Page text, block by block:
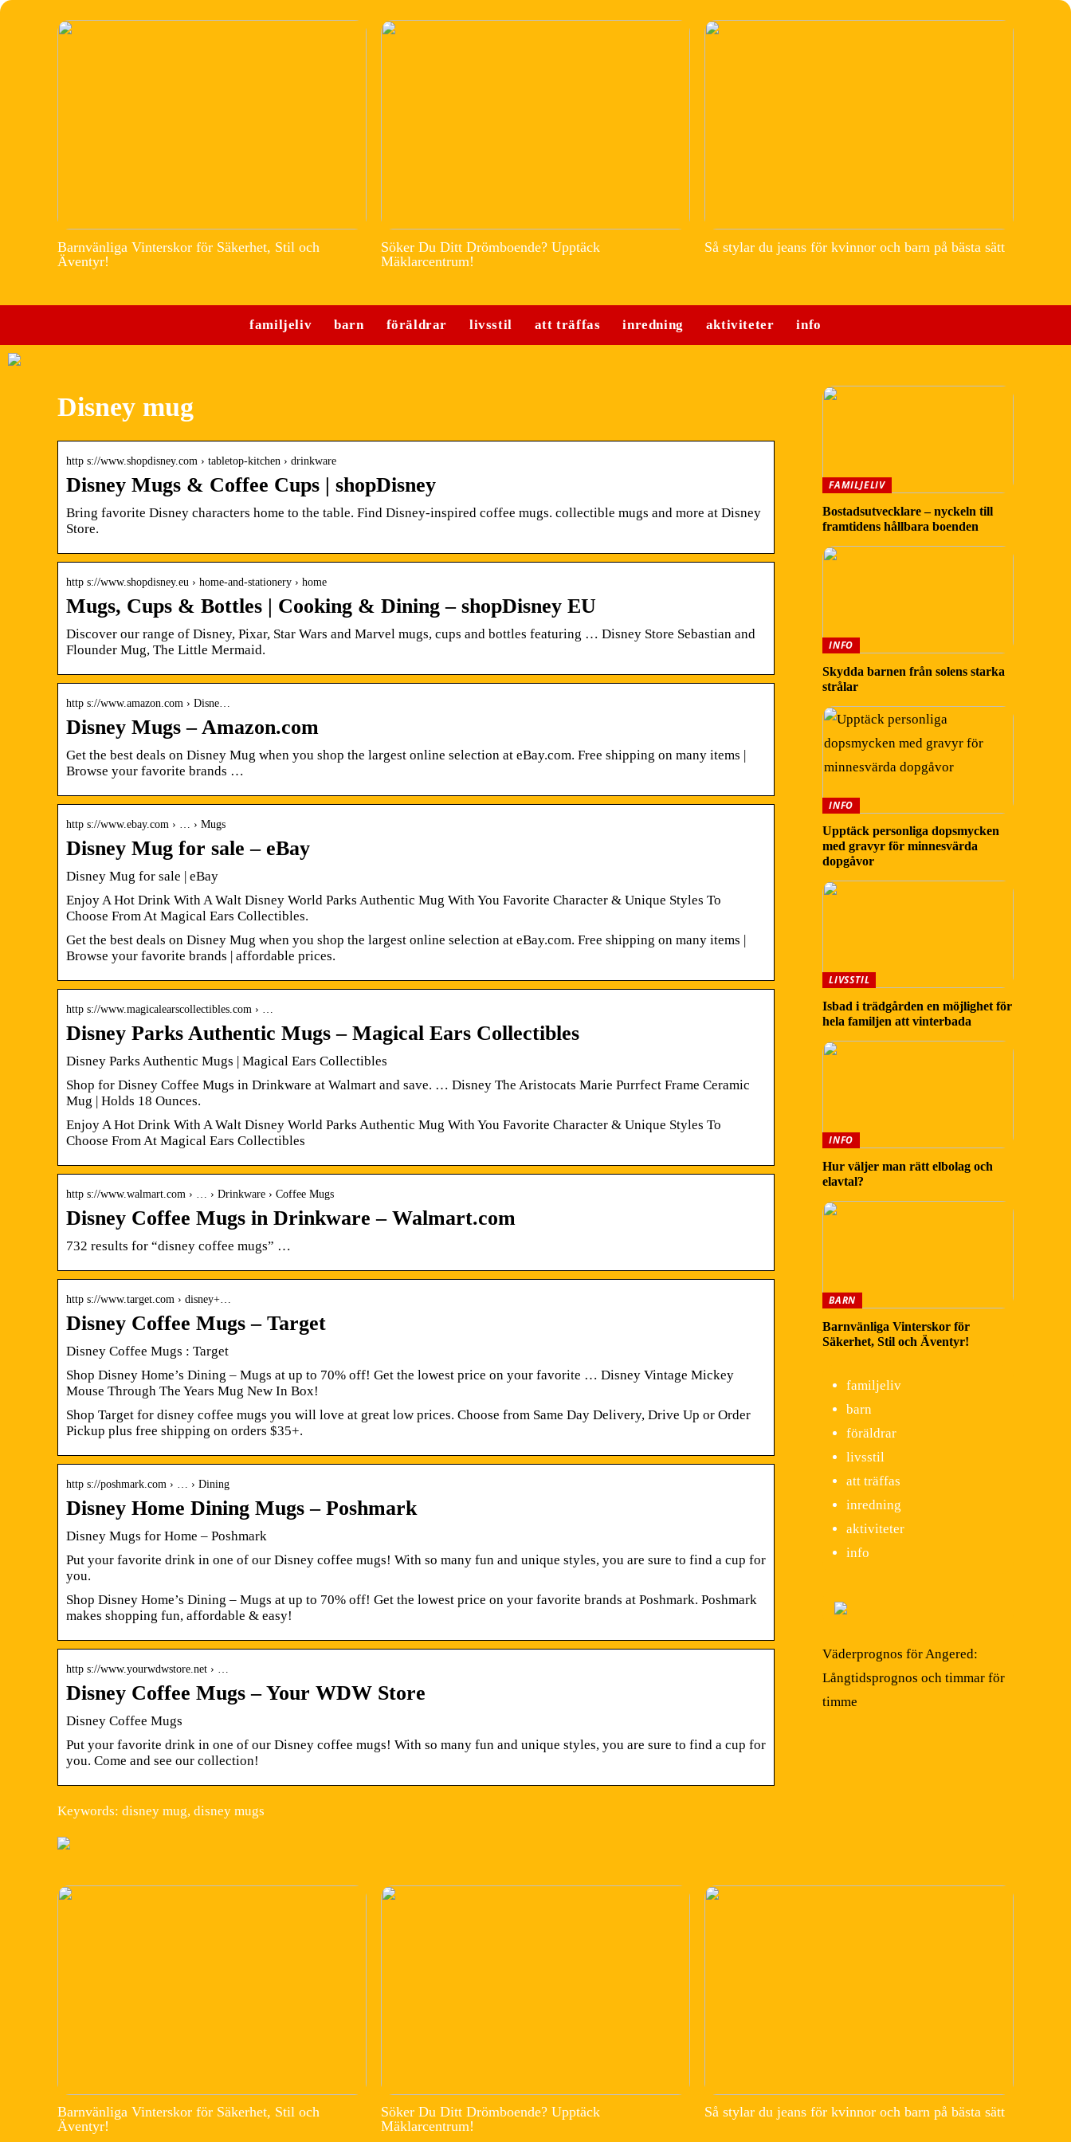
Barnvänliga Vinterskor för Säkerhet, Stil och
Äventyr!
Söker Du Ditt Drömboende? Upptäck
Mäklarcentrum!
Så stylar du jeans för kvinnor och barn på bästa sätt
familjeliv barn föräldrar livsstil att träffas inredning aktiviteter info
Disney mug
http s://www.shopdisney.com › tabletop-kitchen › drinkware
Disney Mugs & Coffee Cups | shopDisney
Bring favorite Disney characters home to the table. Find Disney-inspired coffee mugs. collectible mugs and more at Disney
Store.
http s://www.shopdisney.eu › home-and-stationery › home
Mugs, Cups & Bottles | Cooking & Dining – shopDisney EU
Discover our range of Disney, Pixar, Star Wars and Marvel mugs, cups and bottles featuring … Disney Store Sebastian and
Flounder Mug, The Little Mermaid.
http s://www.amazon.com › Disne…
Disney Mugs – Amazon.com
Get the best deals on Disney Mug when you shop the largest online selection at eBay.com. Free shipping on many items |
Browse your favorite brands …
http s://www.ebay.com › … › Mugs
Disney Mug for sale – eBay
Disney Mug for sale | eBay
Enjoy A Hot Drink With A Walt Disney World Parks Authentic Mug With You Favorite Character & Unique Styles To
Choose From At Magical Ears Collectibles.
Get the best deals on Disney Mug when you shop the largest online selection at eBay.com. Free shipping on many items |
Browse your favorite brands | affordable prices.
http s://www.magicalearscollectibles.com › …
Disney Parks Authentic Mugs – Magical Ears Collectibles
Disney Parks Authentic Mugs | Magical Ears Collectibles
Shop for Disney Coffee Mugs in Drinkware at Walmart and save. … Disney The Aristocats Marie Purrfect Frame Ceramic
Mug | Holds 18 Ounces.
Enjoy A Hot Drink With A Walt Disney World Parks Authentic Mug With You Favorite Character & Unique Styles To
Choose From At Magical Ears Collectibles
http s://www.walmart.com › … › Drinkware › Coffee Mugs
Disney Coffee Mugs in Drinkware – Walmart.com
732 results for “disney coffee mugs” …
http s://www.target.com › disney+…
Disney Coffee Mugs – Target
Disney Coffee Mugs : Target
Shop Disney Home’s Dining – Mugs at up to 70% off! Get the lowest price on your favorite … Disney Vintage Mickey
Mouse Through The Years Mug New In Box!
Shop Target for disney coffee mugs you will love at great low prices. Choose from Same Day Delivery, Drive Up or Order
Pickup plus free shipping on orders $35+.
http s://poshmark.com › … › Dining
Disney Home Dining Mugs – Poshmark
Disney Mugs for Home – Poshmark
Put your favorite drink in one of our Disney coffee mugs! With so many fun and unique styles, you are sure to find a cup for
you.
Shop Disney Home’s Dining – Mugs at up to 70% off! Get the lowest price on your favorite brands at Poshmark. Poshmark
makes shopping fun, affordable & easy!
http s://www.yourwdwstore.net › …
Disney Coffee Mugs – Your WDW Store
Disney Coffee Mugs
Put your favorite drink in one of our Disney coffee mugs! With so many fun and unique styles, you are sure to find a cup for
you. Come and see our collection!
Keywords: disney mug, disney mugs
FAMILJELIV
Bostadsutvecklare – nyckeln till
framtidens hållbara boenden
INFO
Skydda barnen från solens starka
strålar
INFO
Upptäck personliga dopsmycken
med gravyr för minnesvärda
dopgåvor
LIVSSTIL
Isbad i trädgården en möjlighet för
hela familjen att vinterbada
INFO
Hur väljer man rätt elbolag och
elavtal?
BARN
Barnvänliga Vinterskor för
Säkerhet, Stil och Äventyr!
familjeliv
barn
föräldrar
livsstil
att träffas
inredning
aktiviteter
info
Väderprognos för Angered:
Långtidsprognos och timmar för
timme
Barnvänliga Vinterskor för Säkerhet, Stil och
Äventyr!
Söker Du Ditt Drömboende? Upptäck
Mäklarcentrum!
Så stylar du jeans för kvinnor och barn på bästa sätt